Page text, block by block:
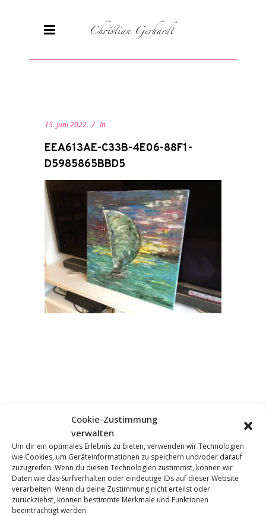
Cookie-Zustimmung
verwalten
Um dir ein optimales Erlebnis zu bieten, verwenden wir Technologien
wie Cookies, um Geräteinformationen zu speichern und/oder darauf
zuzugreifen. Wenn du diesen Technologien zustimmst, können wir
Daten wie das Surfverhalten oder eindeutige IDs auf dieser Website
verarbeiten. Wenn du deine Zustimmung nicht erteilst oder
zurückziehst, können bestimmte Merkmale und Funktionen
beeinträchtigt werden.
15. Juni 2022 In
EEA613AE-C33B-4E06-88F1-
D5985865BBD5
KOMMENTAR HINZUFÜGEN